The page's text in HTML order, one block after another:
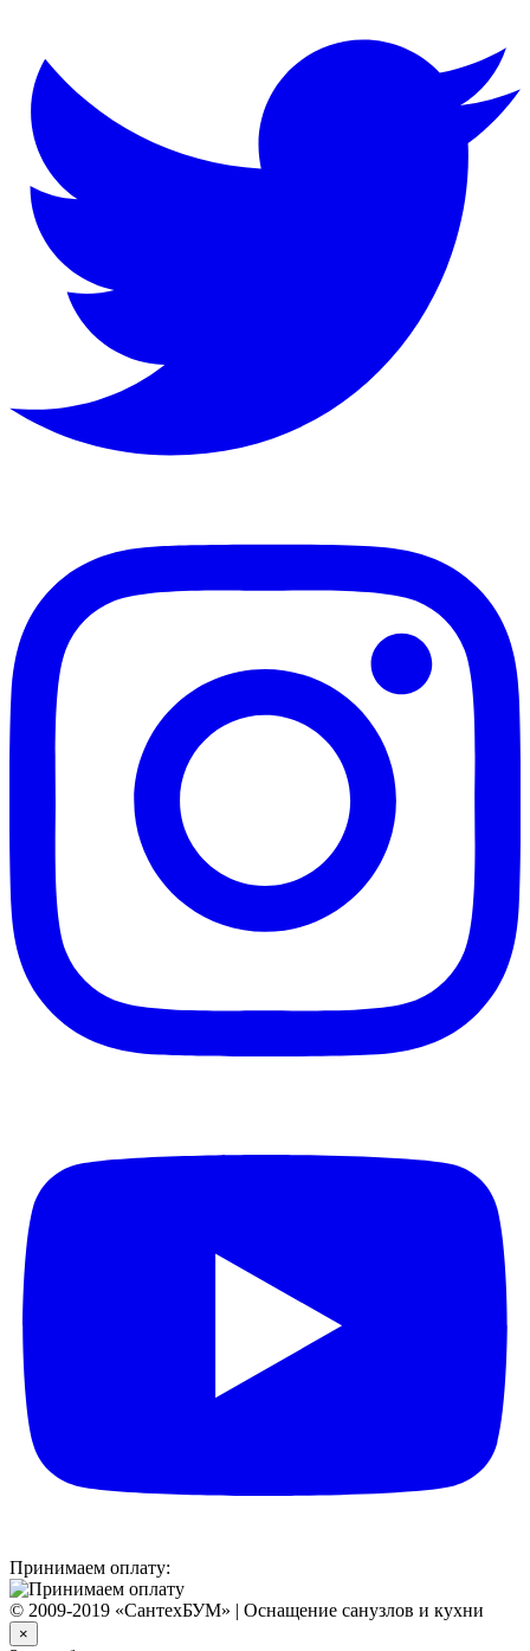
Принимаем оплату:
© 2009-2019 «СантехБУМ» | Оснащение санузлов и кухни
×